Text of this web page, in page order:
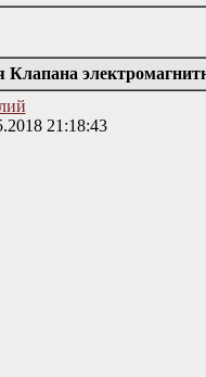
Клапана
21:18:43